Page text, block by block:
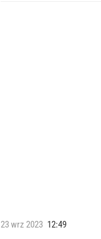
23wrz 2023 12:49